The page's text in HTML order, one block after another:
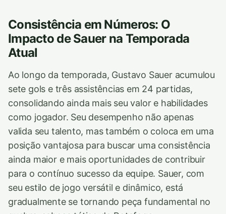
Consistência em Números: O
Impacto de Sauer na Temporada
Atual
Ao longo da temporada, Gustavo Sauer acumulou
sete gols e três assistências em 24 partidas,
consolidando ainda mais seu valor e habilidades
como jogador. Seu desempenho não apenas
valida seu talento, mas também o coloca em uma
posição vantajosa para buscar uma consistência
ainda maior e mais oportunidades de contribuir
para o contínuo sucesso da equipe. Sauer, com
seu estilo de jogo versátil e dinâmico, está
gradualmente se tornando peça fundamental no